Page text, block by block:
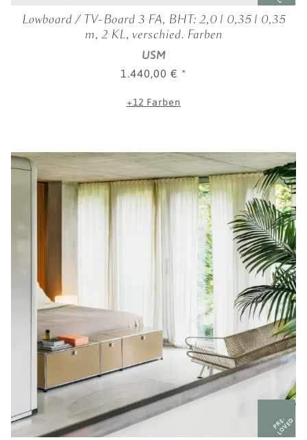
Lowboard / TV-Board 3 FA, BHT: 2,0 | 0,35 | 0,35
m, 2 KL, verschied. Farben
USM
1.440,00 € *
+12 Farben
PRE-
LOVED